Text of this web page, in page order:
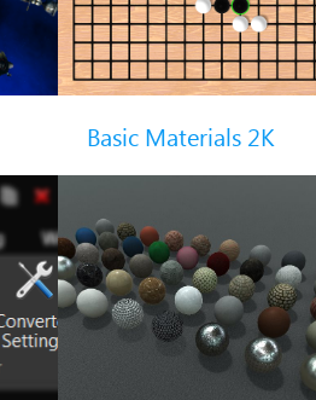
Basic Materials 2K